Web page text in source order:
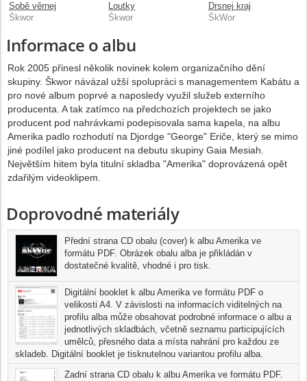
Sobě věrnej
Škwor
Loutky
Škwor
Drsnej kraj
ŠkWor
Informace o albu
Rok 2005 přinesl několik novinek kolem organizačního dění
skupiny. Škwor návázal užší spolupráci s managementem Kabátu a
pro nové album poprvé a naposledy využil služeb externího
producenta. A tak zatímco na předchozích projektech se jako
producent pod nahrávkami podepisovala sama kapela, na albu
Amerika padlo rozhodutí na Djordge "George" Eriče, který se mimo
jiné podílel jako producent na debutu skupiny Gaia Mesiah.
Největším hitem byla titulní skladba "Amerika" doprovázená opět
zdařilým videoklipem.
Doprovodné materiály
Přední strana CD obalu (cover) k albu Amerika ve
formátu PDF. Obrázek obalu alba je přikládán v
dostatečné kvalitě, vhodné i pro tisk.
Digitální booklet k albu Amerika ve formátu PDF o
velikosti A4. V závislosti na informacích viditelných na
profilu alba může obsahovat podrobné informace o albu a
jednotlivých skladbách, včetně seznamu participujících
umělců, přesného data a místa nahrání pro každou ze
skladeb. Digitální booklet je tisknutelnou variantou profilu alba.
Zadní strana CD obalu k albu Amerika ve formátu PDF.